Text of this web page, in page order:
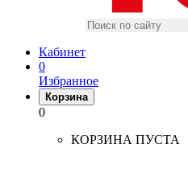
Кабинет
0
Избранное
Корзина
0
КОРЗИНА ПУСТА